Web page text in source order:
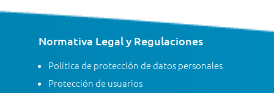
Normativa Legal y Regulaciones
Política de protección de datos personales
Protección de usuarios